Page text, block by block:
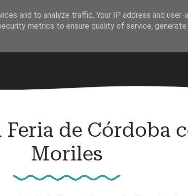
Feria de Córdoba
Moriles
and to analyze traffic. Your IP address and user-
metrics to ensure quality of service, generate